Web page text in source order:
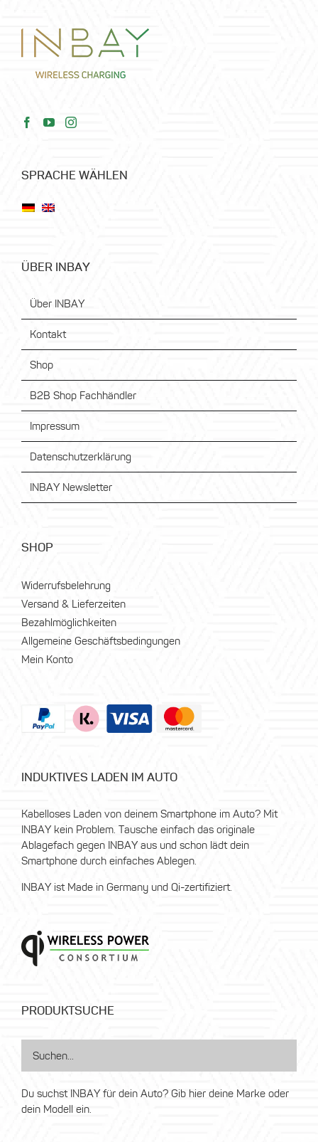
SPRACHE WÄHLEN
ÜBER INBAY
Über INBAY
Kontakt
Shop
B2B Shop Fachhändler
Impressum
Datenschutzerklärung
INBAY Newsletter
SHOP
Widerrufsbelehrung
Versand & Lieferzeiten
Bezahlmöglichkeiten
Allgemeine Geschäftsbedingungen
Mein Konto
INDUKTIVES LADEN IM AUTO
Kabelloses Laden von deinem Smartphone im Auto? Mit
INBAY kein Problem. Tausche einfach das originale
Ablagefach gegen INBAY aus und schon lädt dein
Smartphone durch einfaches Ablegen.
INBAY ist Made in Germany und Qi-zertifiziert.
PRODUKTSUCHE
Du suchst INBAY für dein Auto? Gib hier deine Marke oder
dein Modell ein.